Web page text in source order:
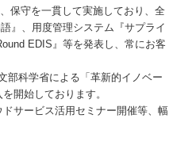
保守を一貫して実施しており、全
』、用度管理システム『サプライ
EDIS』等を発表し、常にお客
部科学省による「革新的イノベー
開始しております。
サービス活用セミナー開催等、幅